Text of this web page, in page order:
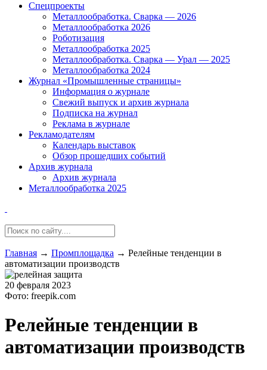
Спецпроекты
Металлообработка. Сварка — 2026
Металлообработка 2026
Роботизация
Металлообработка 2025
Металлообработка. Сварка — Урал — 2025
Металлообработка 2024
Журнал «Промышленные страницы»
Информация о журнале
Свежий выпуск и архив журнала
Подписка на журнал
Реклама в журнале
Рекламодателям
Календарь выставок
Обзор прошедших событий
Архив журнала
Архив журнала
Металлообработка 2025
Главная → Промплощадка → Релейные тенденции в
автоматизации производств
20 февраля 2023
Фото: freepik.com
Релейные тенденции в
автоматизации производств